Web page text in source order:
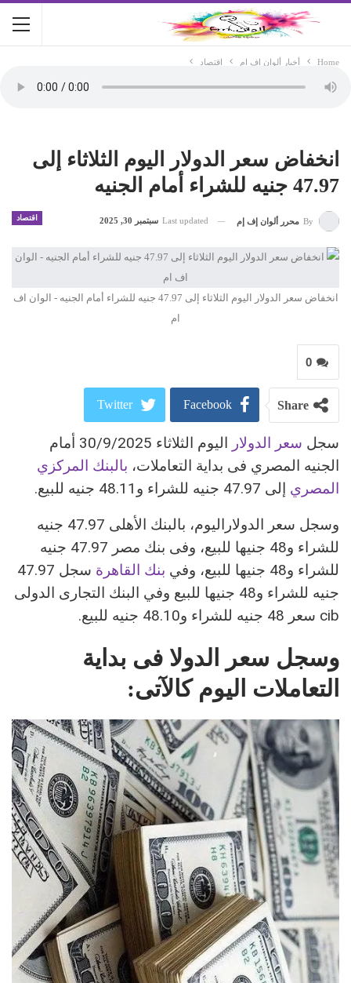
Home أخبار ألوان اف ام اقتصاد
انخفاض سعر الدولار اليوم الثلاثاء إلى
47.97 جنيه للشراء أمام الجنيه
اقتصاد By محرر ألوان إف إم Last updated سبتمبر 30, 2025
انخفاض سعر الدولار اليوم الثلاثاء إلى 47.97 جنيه للشراء أمام الجنيه - الوان اف
ام
0
Share
Facebook
Twitter
Google+
ReddIt
WhatsApp
Pinterest
البريد الالكتروني
سجل سعر الدولار
اليوم الثلاثاء 30/9/2025 أمام
الجنيه المصري فى بداية التعاملات، بالبنك المركزي
المصري إلى 47.97 جنيه للشراء و48.11 جنيه للبيع.
وسجل سعر الدولاراليوم، بالبنك الأهلى 47.97 جنيه
للشراء و48 جنيها للبيع، وفى بنك مصر 47.97 جنيه
للشراء و48 جنيها للبيع، وفي
بنك القاهرة
سجل 47.97
جنيه للشراء و48 جنيها للبيع وفي البنك التجارى الدولى
cib سعر 48 جنيه للشراء و48.10 جنيه للبيع.
وسجل سعر الدولا فى بداية
التعاملات اليوم كالآتى: